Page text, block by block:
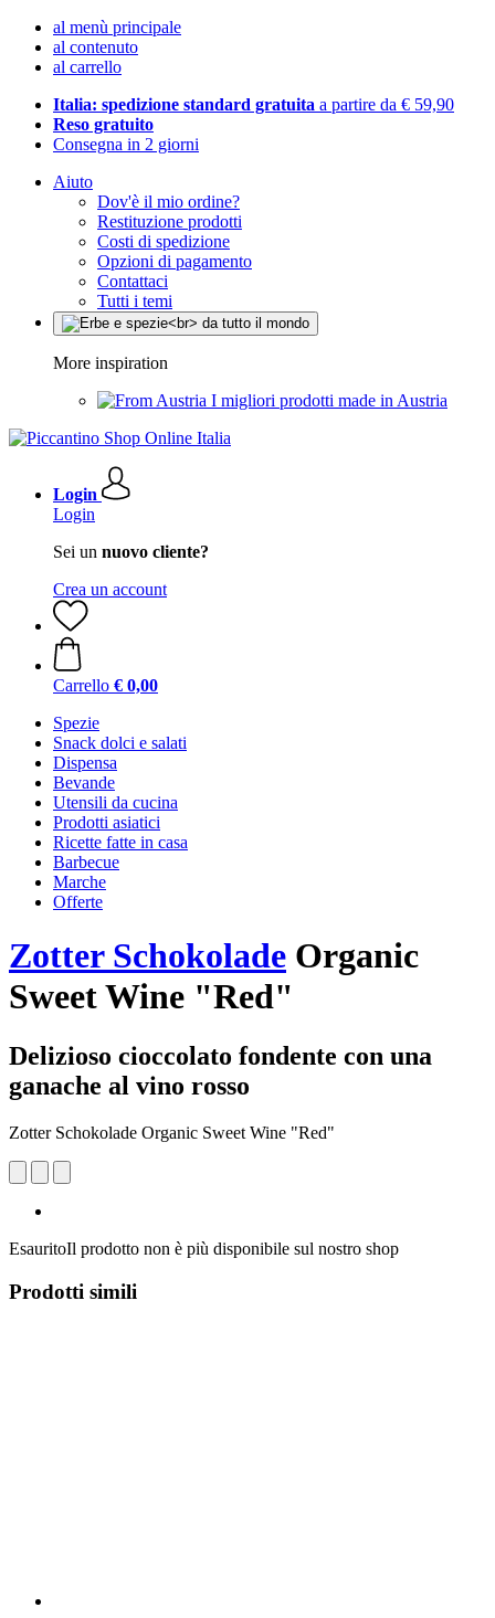
al menù principale
al contenuto
al carrello
Italia: spedizione standard gratuita a partire da € 59,90
Reso gratuito
Consegna in 2 giorni
Aiuto
Dov'è il mio ordine?
Restituzione prodotti
Costi di spedizione
Opzioni di pagamento
Contattaci
Tutti i temi
More inspiration
I migliori prodotti made in Austria
Login
Login
Sei un nuovo cliente?
Crea un account
Carrello € 0,00
Spezie
Snack dolci e salati
Dispensa
Bevande
Utensili da cucina
Prodotti asiatici
Ricette fatte in casa
Barbecue
Marche
Offerte
Zotter Schokolade Organic
Sweet Wine "Red"
Delizioso cioccolato fondente con una
ganache al vino rosso
Zotter Schokolade Organic Sweet Wine "Red"
EsauritoIl prodotto non è più disponibile sul nostro shop
Prodotti simili